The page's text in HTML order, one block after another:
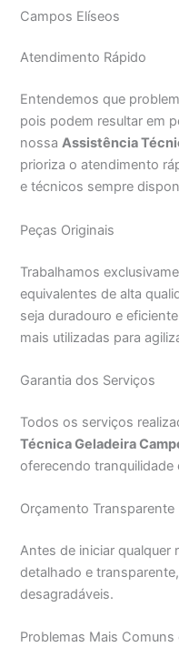
Campos Elíseos
Atendimento Rápido
Entendemos que
pois podem resultar em
nossaAssistência
prioriza o atendimento
e técnicos sempre
Peças Originais
Trabalhamos
equivalentes de alta
seja duradouro e
mais utilizadas para
Garantia dos Serviços
Todos os serviços
Técnica Geladeira
oferecendo
Orçamento Transparente
Antes de iniciar
detalhado e
desagradáveis.
Problemas Mais Comuns